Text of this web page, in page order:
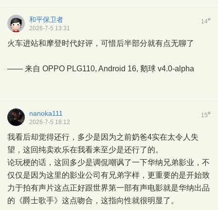
14#
和平保卫者
2026-7-5 13:31
火车进站和摩登时代好评，可惜后半部分就有点无聊了
—— 来自 OPPO PLG110, Android 16, 鹅球 v4.0-alpha
15#
nanoka111
2026-7-5 18:12
我看后却觉得还行，多少是因为之前奶爸4实在太令人失
望，这回纯卖欢乐在我看来至少是还行了的。
论玩梗的话，这回多少是调侃嘲讽了一下华纳兄弟影业，不
仅仅是因为这里的影业公司有兄弟字样，更重要的是开始致
力于拍有声片这点正好跟世界第一部有声电影就是华纳出品
的《爵士歌手》这点吻合，这指向性就很明显了。